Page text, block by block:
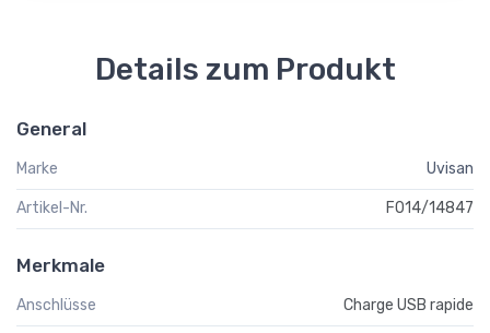
Details zum Produkt
General
Marke Uvisan
Artikel-Nr. F014/14847
Merkmale
Anschlüsse Charge USB rapide